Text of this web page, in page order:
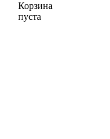
Корзина
пуста